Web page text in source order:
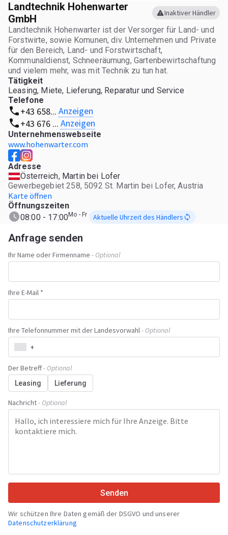
Landtechnik Hohenwarter
GmbH
Inaktiver Händler
Landtechnik Hohenwarter ist der Versorger für Land- und
Forstwirte, sowie Komunen, div. Unternehmen und Private
für den Bereich, Land- und Forstwirtschaft,
Kommunaldienst, Schneeräumung, Gartenbewirtschaftung
und vielem mehr, was mit Technik zu tun hat.
Tätigkeit
Leasing, Miete, Lieferung, Reparatur und Service
Telefone
+43 658... Anzeigen
+43 676 ... Anzeigen
Unternehmenswebseite
www.hohenwarter.com
Adresse
Österreich, Martin bei Lofer
Gewerbegebiet 258, 5092 St. Martin bei Lofer, Austria
Karte öffnen
Öffnungszeiten
08:00 - 17:00Mo - Fr Aktuelle Uhrzeit des Händlers
Anfrage senden
Ihr Name oder Firmenname - Optional
Ihre E-Mail *
Ihre Telefonnummer mit der Landesvorwahl- Optional
+
Der Betreff- Optional
Leasing Lieferung
Nachricht- Optional
Senden
Wir schützen Ihre Daten gemäß der DSGVO und unserer
Datenschutzerklärung